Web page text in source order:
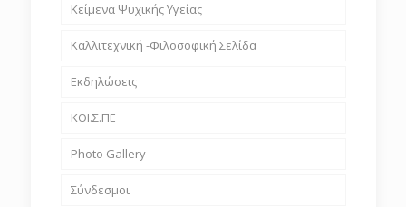
Κείμενα Ψυχικής Υγείας
Καλλιτεχνική -Φιλοσοφική Σελίδα
Εκδηλώσεις
ΚΟΙ.Σ.ΠΕ
Photo Gallery
Σύνδεσμοι